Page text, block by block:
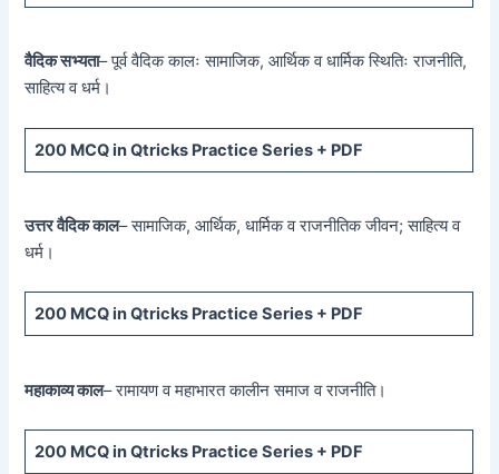
वैदिक सभ्यता– पूर्व वैदिक कालः सामाजिक, आर्थिक व धार्मिक स्थितिः राजनीति,
साहित्य व धर्म।
200 MCQin Qtricks Practice Series + PDF
उत्तर वैदिक काल– सामाजिक, आर्थिक, धार्मिक व राजनीतिक जीवन; साहित्य व
धर्म।
200 MCQin Qtricks Practice Series + PDF
महाकाव्य काल– रामायण व महाभारत कालीन समाज व राजनीति।
200 MCQin Qtricks Practice Series + PDF